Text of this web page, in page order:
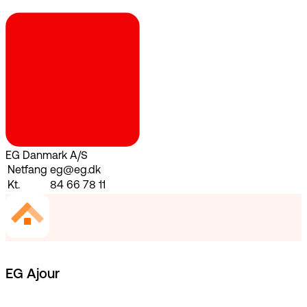
EG Danmark A/S
Netfang eg@eg.dk
Kt.
84 66 78 11
EG Ajour